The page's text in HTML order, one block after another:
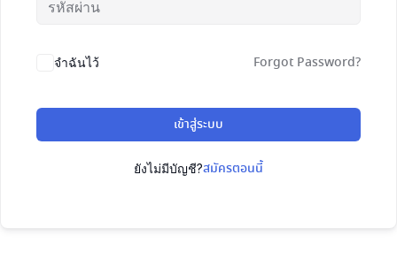
จำฉันไว้ Forgot Password?
เข้าสู่ระบบ
ยังไม่มีบัญชี?สมัครตอนนี้